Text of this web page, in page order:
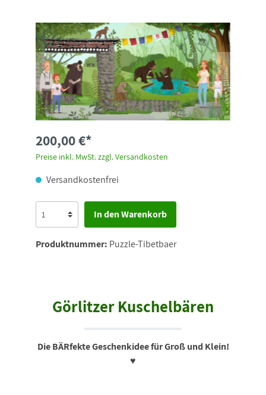
200,00 €*
Preise inkl. MwSt. zzgl. Versandkosten
Versandkostenfrei
In den Warenkorb
Produktnummer: Puzzle-Tibetbaer
Görlitzer Kuschelbären
Die BÄRfekte Geschenkidee für Groß und Klein!
♥